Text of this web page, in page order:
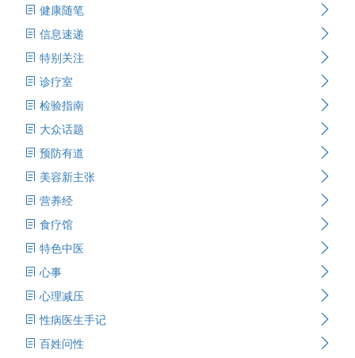
健康随笔
信息速递
特别关注
诊疗室
检验指南
大众话题
预防有道
美容新主张
营养经
食疗馆
特色中医
心事
心理减压
性病医生手记
百姓问性